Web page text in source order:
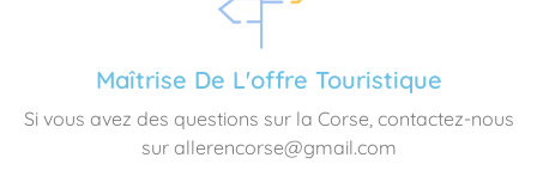
Maîtrise De L'offre Touristique
Si vous avez des questions sur la Corse, contactez-nous
sur allerencorse@gmail.com